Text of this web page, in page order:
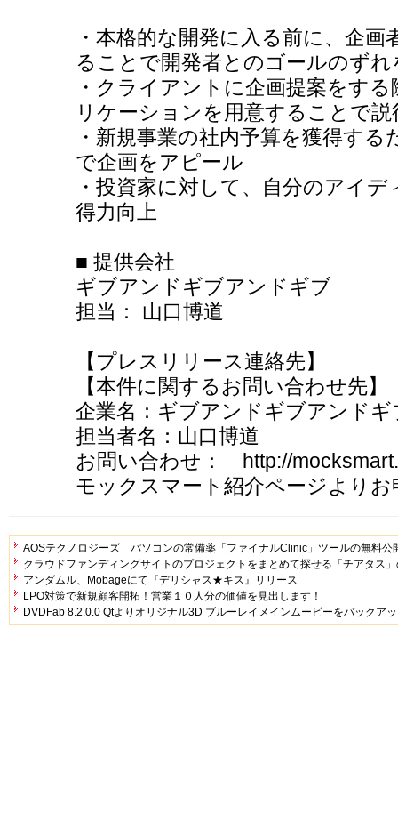
・本格的な開発に入る前に、企
ることで開発者とのゴールのずれ
・クライアントに企画提案をす
リケーションを用意することで説
・新規事業の社内予算を獲得す
で企画をアピール
・投資家に対して、自分のアイ
得力向上
■ 提供会社
ギブアンドギブアンドギブ
担当： 山口博道
【プレスリリース連絡先】
【本件に関するお問い合わせ先】
企業名：ギブアンドギブアンドギ
担当者名：山口博道
お問い合わせ： http://
モックスマート紹介ページより
AOSテクノロジーズ パソコンの常備薬「ファイナルClinic」ツールの無料公
クラウドファンディングサイトのプロジェクトをまとめて探せる「チアタス
アンダムル、Mobageにて『デリシャス★キス』リリース
LPO対策で新規顧客開拓！営業１０人分の価値を見出します！
DVDFab 8.2.0.0 Qtよりオリジナル3D ブルーレイメインムービーをバックア